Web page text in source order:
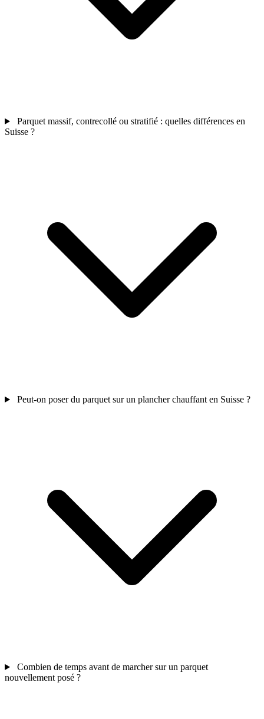
Parquet massif, contrecollé ou stratifié : quelles différences en
Suisse ?
Peut-on poser du parquet sur un plancher chauffant en Suisse ?
Combien de temps avant de marcher sur un parquet
nouvellement posé ?